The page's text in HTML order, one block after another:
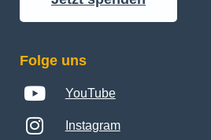
Folge uns
YouTube
Instagram